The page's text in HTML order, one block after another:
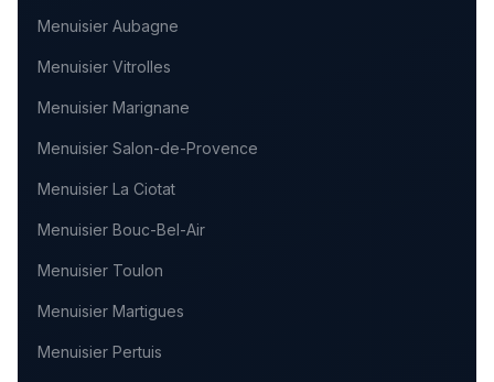
Menuisier Aubagne
Menuisier Vitrolles
Menuisier Marignane
Menuisier Salon-de-Provence
Menuisier La Ciotat
Menuisier Bouc-Bel-Air
Menuisier Toulon
Menuisier Martigues
Menuisier Pertuis